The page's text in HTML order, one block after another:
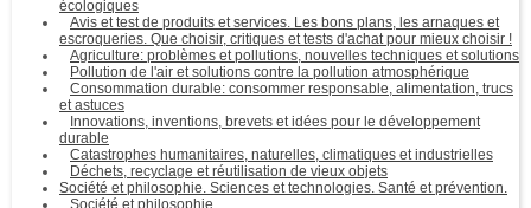
écologiques
Avis et test de produits et services. Les bons plans, les arnaques et
escroqueries. Que choisir, critiques et tests d'achat pour mieux choisir !
Agriculture: problèmes et pollutions, nouvelles techniques et solutions
Pollution de l'air et solutions contre la pollution atmosphérique
Consommation durable: consommer responsable, alimentation, trucs
et astuces
Innovations, inventions, brevets et idées pour le développement
durable
Catastrophes humanitaires, naturelles, climatiques et industrielles
Déchets, recyclage et réutilisation de vieux objets
Société et philosophie. Sciences et technologies. Santé et prévention.